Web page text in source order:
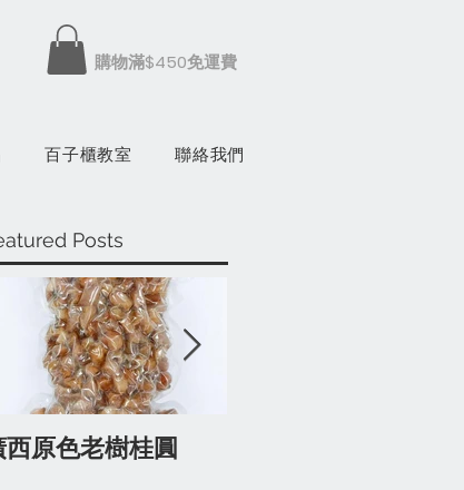
​購物滿$450免運費
百子櫃教室 聯絡我們
Posts
西原色老樹桂圓